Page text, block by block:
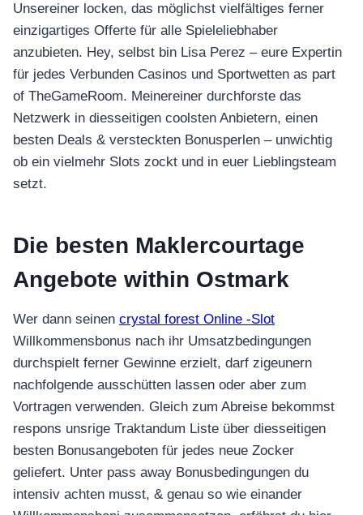
Unsereiner locken, das möglichst vielfältiges ferner
einzigartiges Offerte für alle Spieleliebhaber
anzubieten. Hey, selbst bin Lisa Perez – eure Expertin
für jedes Verbunden Casinos und Sportwetten as part
of TheGameRoom. Meinereiner durchforste das
Netzwerk in diesseitigen coolsten Anbietern, einen
besten Deals & versteckten Bonusperlen – unwichtig
ob ein vielmehr Slots zockt und in euer Lieblingsteam
setzt.
Die besten Maklercourtage
Angebote within Ostmark
Wer dann seinen crystal forest Online -Slot
Willkommensbonus nach ihr Umsatzbedingungen
durchspielt ferner Gewinne erzielt, darf zigeunern
nachfolgende ausschütten lassen oder aber zum
Vortragen verwenden. Gleich zum Abreise bekommst
respons unsrige Traktandum Liste über diesseitigen
besten Bonusangeboten für jedes neue Zocker
geliefert. Unter pass away Bonusbedingungen du
intensiv achten musst, & genau so wie einander